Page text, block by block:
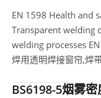
EN 1598 Health and
Transparent welding
welding processes
焊用透明焊接窗帘,焊
BS6198-5烟雾